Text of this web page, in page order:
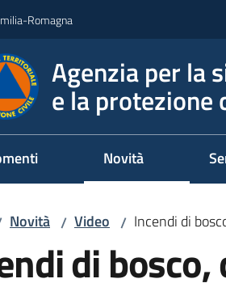
Romagna
Agenzia per la
e la protezione
Novità
Novità / Video / Incendi di
di